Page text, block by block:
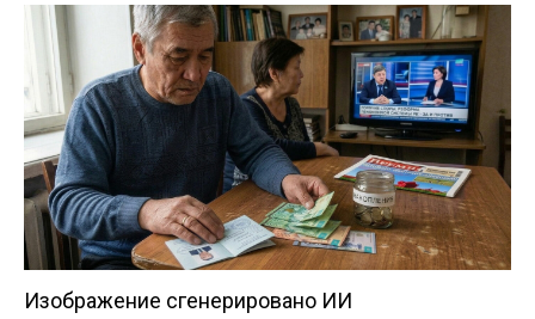
Изображение сгенерировано ИИ